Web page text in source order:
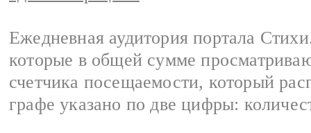
Ежедневная аудитория портала
которые в общей сумме
счетчика посещаемости, который
графе указано по две цифры: